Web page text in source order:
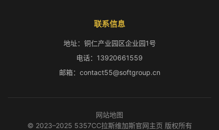
联系信息
地址：铜仁产业园区企业园1号
电话：13920661559
邮箱：contact55@softgroup.cn
网站地图
© 2023–2025 5357CC拉斯维加斯官网主页 版权所有